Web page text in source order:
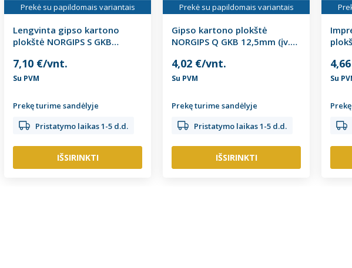
Lengvinta gipso kartono
plokštė NORGIPS S GKB
7,10 €/vnt.
Su PVM
Prekę turime sandėlyje
Pristatymo laikas 1-5 d.d.
Prekė su papildomais variantais
IŠSIRINKTI
Gipso kartono plokštė
NORGIPS Q GKB 12,5mm (įv.
4,02 €/vnt.
Su PVM
Prekę turime sandėlyje
Pristatymo laikas 1-5 d.d.
Prekė su papildomais variantais
IŠSIRINKTI
Su